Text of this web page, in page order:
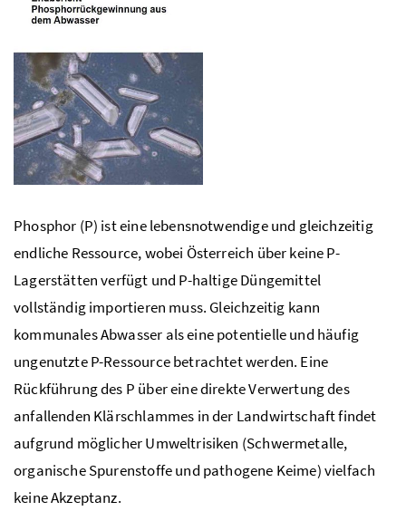
Phosphor (P) ist eine lebensnotwendige und gleichzeitig
endliche Ressource, wobei Österreich über keineP-
Lagerstätten verfügt und P-haltige Düngemittel
vollständig importieren muss. Gleichzeitig kann
kommunales Abwasser als eine potentielle und häufig
ungenutzteP-Ressource betrachtet werden. Eine
Rückführung des P über eine direkte Verwertung des
anfallenden Klärschlammes in der Landwirtschaft findet
aufgrund möglicher Umweltrisiken (Schwermetalle,
organische Spurenstoffe und pathogene Keime) vielfach
keine Akzeptanz.